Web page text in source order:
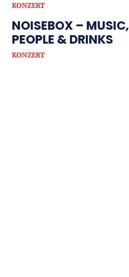
KONZERT
NOISEBOX – MUSIC,
PEOPLE & DRINKS
KONZERT